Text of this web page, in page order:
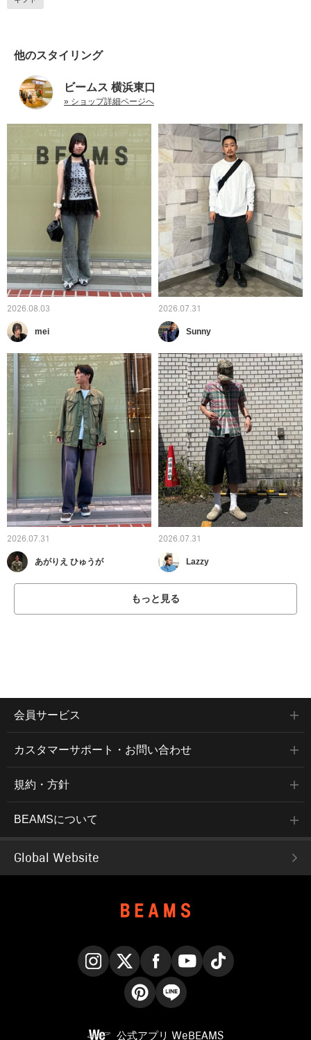
他のスタイリング
ビームス 横浜東口
» ショップ詳細ページへ
2026.08.03
mei
2026.07.31
Sunny
2026.07.31
あがりえ ひゅうが
2026.07.31
Lazzy
もっと見る
会員サービス
カスタマーサポート・お問い合わせ
規約・方針
BEAMSについて
Global Website
公式アプリ WeBEAMS